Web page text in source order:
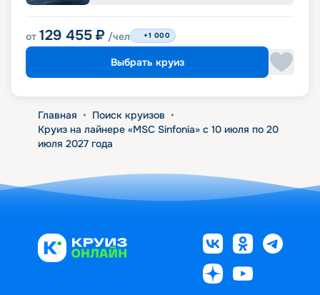
от 129 455 ₽ /чел +1 000
Выбрать круиз
Главная • Поиск круизов •
Круиз на лайнере «MSC Sinfonia» с 10 июля по 20
июля 2027 года